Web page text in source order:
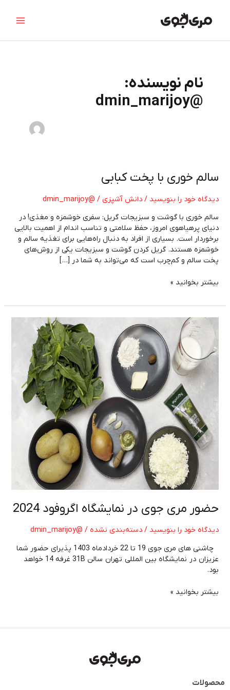
Menu
نام نویسنده:
@dmin_marijoy
سالم خوری با پخت کبابی
دیدگاه‌ خود را بنویسید /دانش آشپزی /
@dmin_marijoy
سالم خوری با گوشت و سبزیجات گریل: سفری خوشمزه و مغذی! در
دنیای پرهیاهوی امروز، حفظ سلامتی و تناسب اندام از اهمیت بالایی
برخوردار است. بسیاری از افراد به دنبال راه‌هایی برای تغذیه سالم و
خوشمزه هستند. گریل کردن گوشت و سبزیجات یکی از روش‌های
پخت سالم و کم‌چرب است که می‌تواند به شما در […]
سالم
با
کبابی
بیشتر بخوانید »
حضور مری جوی در نمایشگاه اگروفود 2024
دیدگاه‌ خود را بنویسید /دسته‌بندی نشده /
@dmin_marijoy
چاشنی های مری جوی 19 تا 22 خردادماه 1403 پذیرای حضور شما
عزیزان در نمایشگاه بین المللی تهران سالن 31B غرفه 14 خواهد
بود.
مری
در
نمایشگاه
اگروفود
2024
بیشتر بخوانید »
محصولات